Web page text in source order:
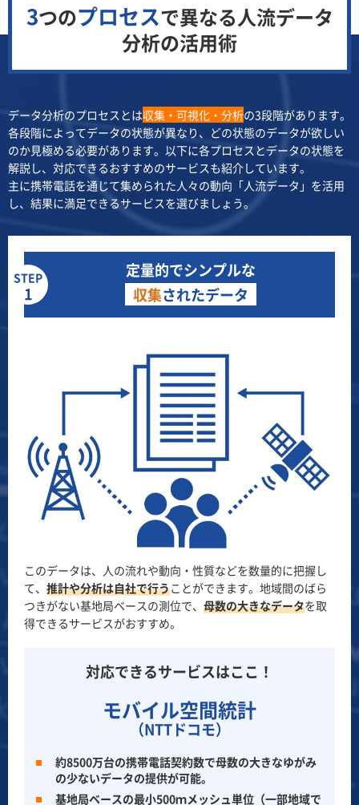
3つのプロセスで異なる人流データ
分析の活用術
データ分析のプロセスとは収集・可視化・分析の3段階があります。
各段階によってデータの状態が異なり、どの状態のデータが欲しい
のか見極める必要があります。以下に各プロセスとデータの状態を
解説し、対応できるおすすめのサービスも紹介しています。
主に携帯電話を通じて集められた人々の動向「人流データ」を活用
し、結果に満足できるサービスを選びましょう。
STEP
1
定量的でシンプルな
収集されたデータ
このデータは、人の流れや動向・性質などを数量的に把握し
て、 推計や分析は自社で行うことができます。地域間のばら
つきがない基地局ベースの測位で、 母数の大きなデータを取
得できるサービスがおすすめ。
対応できるサービスはここ！
モバイル空間統計
（NTTドコモ）
約8500万台の携帯電話契約数で母数の大きなゆがみ
の少ないデータの提供が可能。
基地局ベースの最小500ｍメッシュ単位（一部地域で